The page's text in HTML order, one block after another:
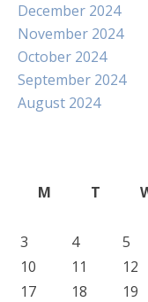
December 2024
November 2024
October 2024
September 2024
August 2024
M
T
3
4 5
10
11 12
17
18 19